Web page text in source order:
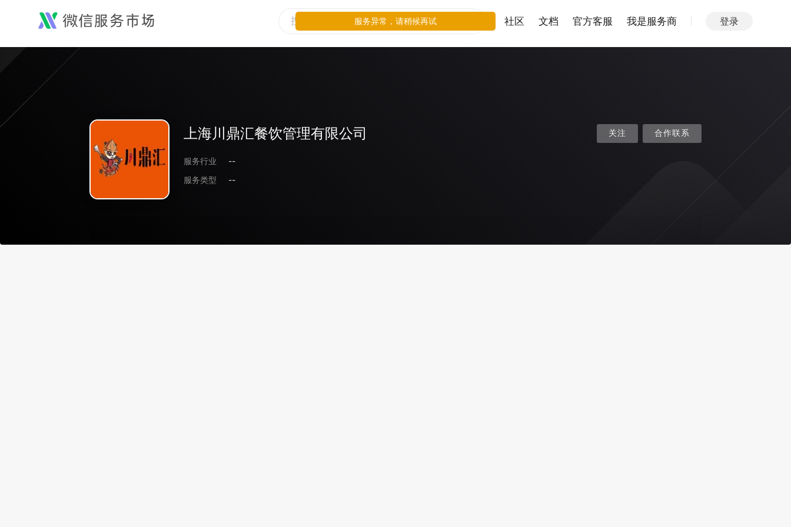
社区 文档 官方客服 我是服务商 登录
上海川鼎汇餐饮管理有限公司
服务行业
--
服务类型
--
关注 合作联系
服务异常，请稍候再试